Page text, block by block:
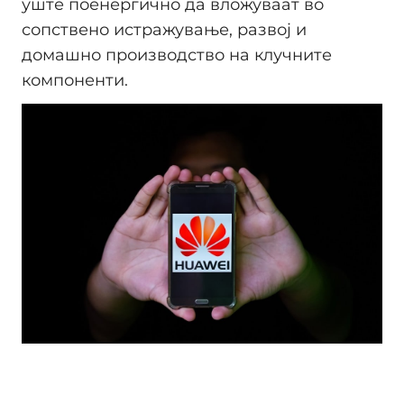
уште поенергично да вложуваат во
сопствено истражување, развој и
домашно производство на клучните
компоненти.